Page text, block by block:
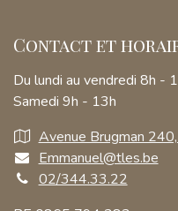
Contact et
Du lundi au vendredi 8h -
Samedi 9h - 13h
Avenue Brugman
Emmanuel@tles.be
02/344.33.22